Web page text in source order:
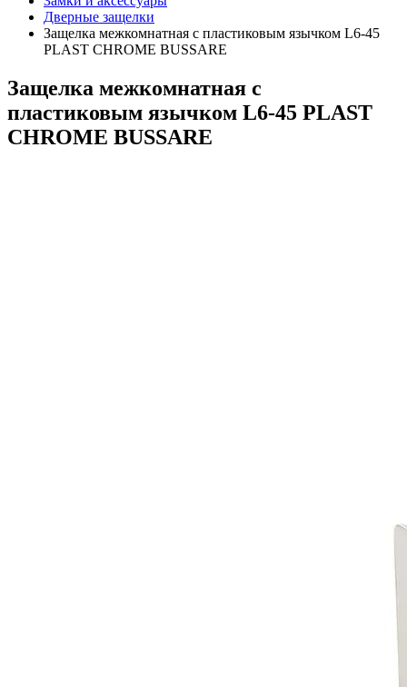
Дверные защелки
Защелка межкомнатная с пластиковым язычком L6-45
PLAST CHROME BUSSARE
Защелка межкомнатная с
пластиковым язычком L6-45 PLAST
CHROME BUSSARE